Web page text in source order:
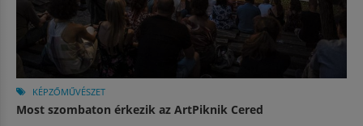
KÉPZŐMŰVÉSZET
Most szombaton érkezik az ArtPiknik Cered